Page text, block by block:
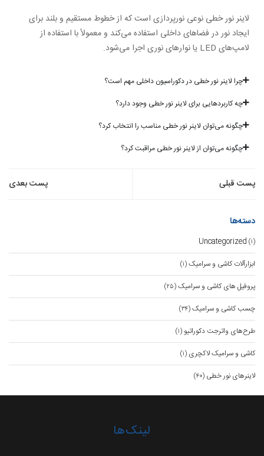
لاینر نور خطی نوعی نورپردازی است که از خطوط مستقیم و بلند برای
ایجاد نور در فضاهای داخلی استفاده می‌کند و معمولاً با استفاده از
لامپ‌های LED یا نوارهای نوری اجرا می‌شود.
چرا لاینر نور خطی در دکوراسیون داخلی مهم است؟
چه کاربردهایی برای لاینر نور خطی وجود دارد؟
چگونه می‌توان لاینر نور خطی مناسب را انتخاب کرد؟
چگونه می‌توان از لاینر نور خطی مراقبت کرد؟
پست قبلی پست بعدی
دسته‌ها
Uncategorized (۱)
ابزارآلات کاشی و سرامیک(۱)
پروفیل های کاشی و سرامیک(۲۵)
چسب کاشی و سرامیک(۳۴)
طرح‌های واترجت دکوراتیو (۱)
کاشی و سرامیک لاکچری (۱)
لاینرهای نور خطی (۴۰)
لینک‌ها